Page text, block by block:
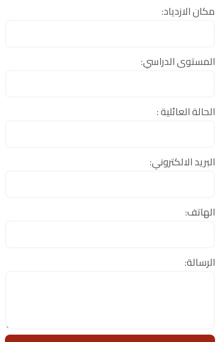
مكان الازدياد:
المستوى الدراسي:
الحالة العائلية :
البريد الالكتروني:
الهاتف:
الرسالة: